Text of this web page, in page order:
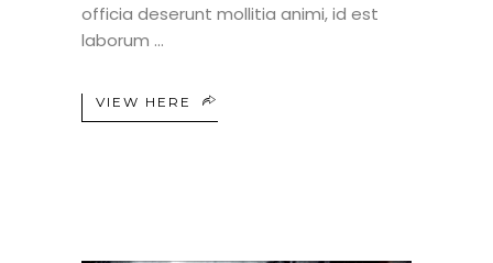
officia deserunt mollitia animi, id est
laborum
VIEW HERE